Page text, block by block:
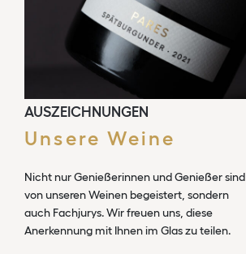
AUSZEICHNUNGEN
Unsere Weine
Nicht nur Genießerinnen und Genießer sind
von unseren Weinen begeistert, sondern
auch Fachjurys. Wir freuen uns, diese
Anerkennung mit Ihnen im Glas zu teilen.